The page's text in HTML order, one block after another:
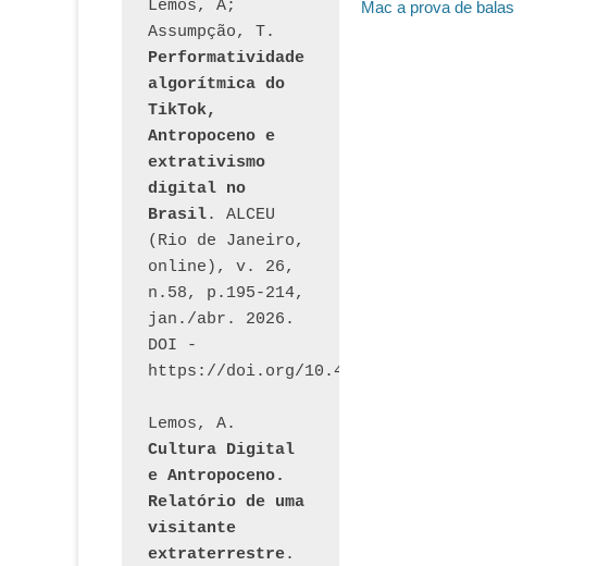
de
Post
Mac a prova de balas
Lemos, A;
Performatividade
algorítmica do
TikTok,
Antropoceno e
extrativismo
digital no
Brasil. ALCEU
(Rio de Janeiro,
online), v. 26,
n.58, p.195-214,
jan./abr. 2026.
DOI -
https://doi.org/10.46391/ALCEU.v26.ed58.2026.528
Cultura Digital
e Antropoceno.
Relatório de uma
visitante
extraterrestre.